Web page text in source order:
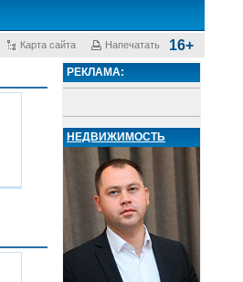
Карта сайта Напечатать 16+
РЕКЛАМА:
НЕДВИЖИМОСТЬ